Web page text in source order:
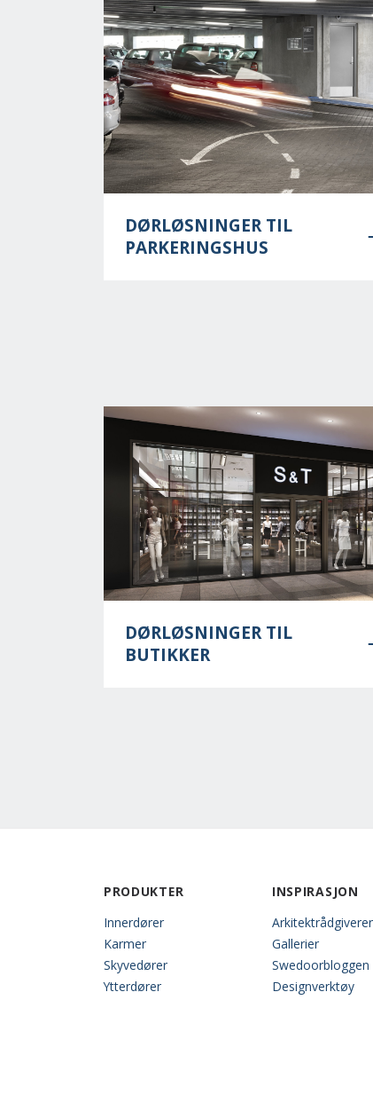
DØRLØSNINGER TIL
PARKERINGSHUS
DØRLØSNINGER TIL
BUTIKKER
PRODUKTER
Innerdører
Karmer
Skyvedører
Ytterdører
INSPIRASJON
Gallerier
Swedoorbloggen
Designverktøy